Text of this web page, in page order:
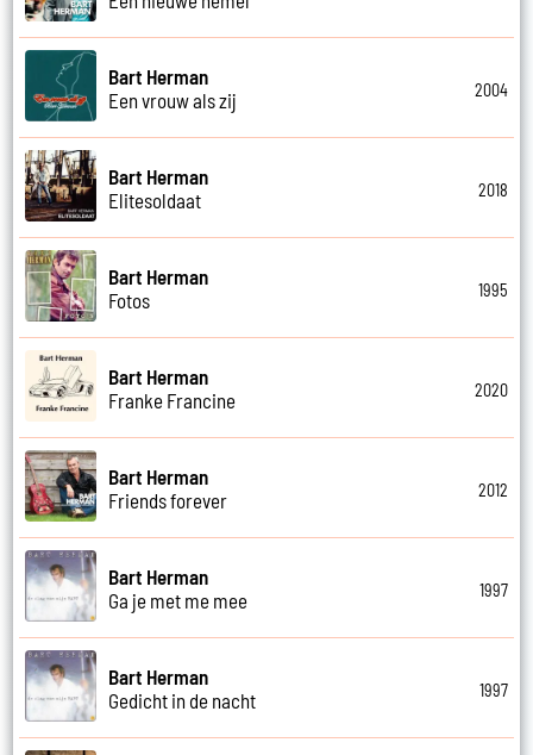
Bart Herman
Een vrouw als zij
2004
Bart Herman
Elitesoldaat
2018
Bart Herman
Fotos
1995
Bart Herman
Franke Francine
2020
Bart Herman
Friends forever
2012
Bart Herman
Ga je met me mee
1997
Bart Herman
Gedicht in de nacht
1997